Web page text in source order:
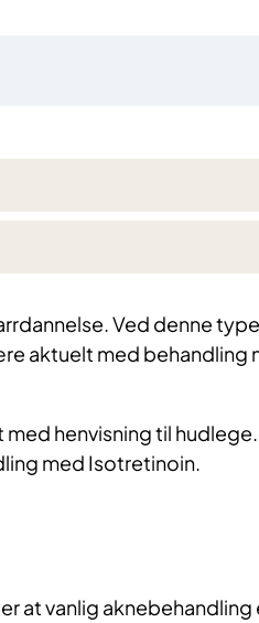
Ved denne
aktuelt med behandling
henvisning til
med Isotretinoin.
at vanlig aknebehandling